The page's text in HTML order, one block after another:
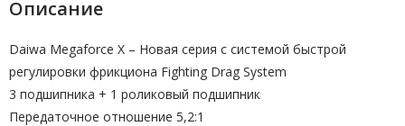
Описание
Daiwa Megaforce X – Новая серия с системой быстрой
регулировки фрикциона Fighting Drag System
3 подшипника + 1 роликовый подшипник
Передаточное отношение 5,2:1